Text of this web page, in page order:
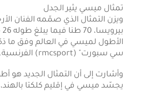
تمثال ميسي يثير الجدل
ويزن التمثال الذي صمّمه الفنان
الأطول لميسي في العالم وفق ما
سي سبورت" (rmcsport) الفرنسية.
وأشارت إلى أن التمثال الجديد هو
يجسّد ميسي في إقليم كلكتا